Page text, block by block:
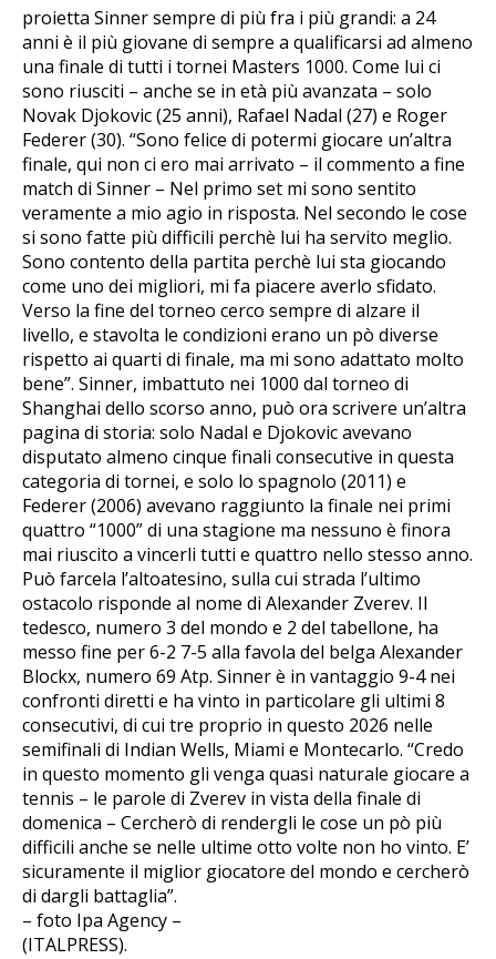
proietta Sinner sempre di più fra i più grandi: a 24
anni è il più giovane di sempre a qualificarsi ad almeno
una finale di tutti i tornei Masters 1000. Come lui ci
sono riusciti – anche se in età più avanzata – solo
Novak Djokovic (25 anni), Rafael Nadal (27) e Roger
Federer (30). “Sono felice di potermi giocare un’altra
finale, qui non ci ero mai arrivato – il commento a fine
match di Sinner – Nel primo set mi sono sentito
veramente a mio agio in risposta. Nel secondo le cose
si sono fatte più difficili perchè lui ha servito meglio.
Sono contento della partita perchè lui sta giocando
come uno dei migliori, mi fa piacere averlo sfidato.
Verso la fine del torneo cerco sempre di alzare il
livello, e stavolta le condizioni erano un pò diverse
rispetto ai quarti di finale, ma mi sono adattato molto
bene”. Sinner, imbattuto nei 1000 dal torneo di
Shanghai dello scorso anno, può ora scrivere un’altra
pagina di storia: solo Nadal e Djokovic avevano
disputato almeno cinque finali consecutive in questa
categoria di tornei, e solo lo spagnolo (2011) e
Federer (2006) avevano raggiunto la finale nei primi
quattro “1000” di una stagione ma nessuno è finora
mai riuscito a vincerli tutti e quattro nello stesso anno.
Può farcela l’altoatesino, sulla cui strada l’ultimo
ostacolo risponde al nome di Alexander Zverev. Il
tedesco, numero 3 del mondo e 2 del tabellone, ha
messo fine per 6-2 7-5 alla favola del belga Alexander
Blockx, numero 69 Atp. Sinner è in vantaggio 9-4 nei
confronti diretti e ha vinto in particolare gli ultimi 8
consecutivi, di cui tre proprio in questo 2026 nelle
semifinali di Indian Wells, Miami e Montecarlo. “Credo
in questo momento gli venga quasi naturale giocare a
tennis – le parole di Zverev in vista della finale di
domenica – Cercherò di rendergli le cose un pò più
difficili anche se nelle ultime otto volte non ho vinto. E’
sicuramente il miglior giocatore del mondo e cercherò
di dargli battaglia”.
– foto Ipa Agency –
(ITALPRESS).